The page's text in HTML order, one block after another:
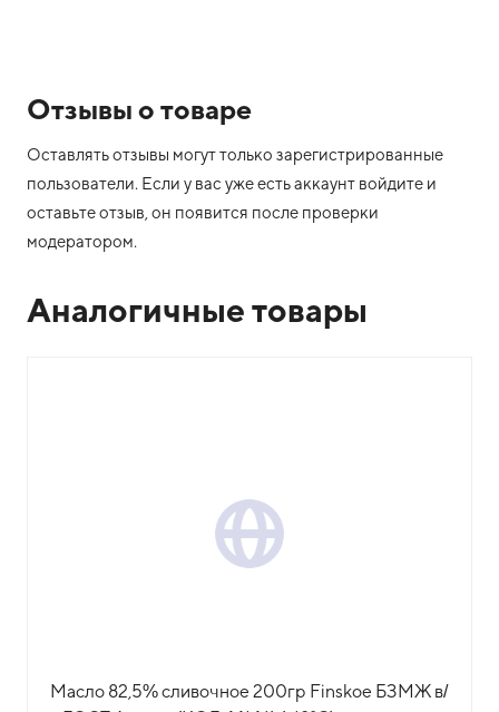
Отзывы о товаре
Оставлять отзывы могут только зарегистрированные
пользователи. Если у вас уже есть аккаунт войдите и
оставьте отзыв, он появится после проверки
модератором.
Аналогичные товары
Масло 82,5% сливочное 200гр Finskoe БЗМЖ в/